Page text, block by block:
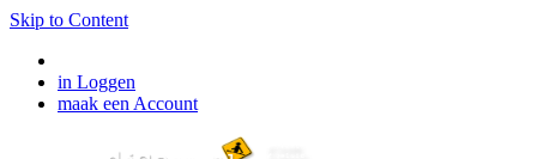
Skip to Content
in Loggen
maak een Account